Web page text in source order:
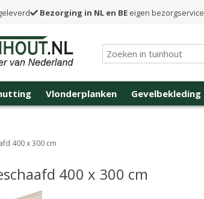
Bezorging in NL en BE eigen bezorgservice
Vlonderplanken Gevelbekleding
400 x 300 cm
400 x 300 cm